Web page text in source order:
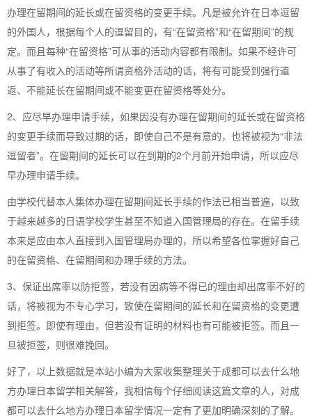
办理在留期间的延长或在留资格的变更手续。凡是被允许在日本逗留
的外国人，根据每个人的逗留目的，有“在留资格”和“在留期间”的规
定。而且每种“在留资格”可从事的活动内容都有限制。如果不经许可
从事了有收入的活动等所谓资格外活动的话，将有可能受到强行遣
返、不能延长在留期间或不能变更在留资格等处分。
2、应尽早办理申请手续，如果因没有办理在留期间的延长或在留资格
的变更手续而导致过期的话，即使自己不是有意的，也将被视为“非法
逗留者”。在留期间的延长可以在到期的2个月前开始申请，所以应尽
早办理申请手续。
由学校代替本人集体办理在留期间延长手续的作法已相当普遍，以致
于越来越多的日语学校学生甚至不知道入国管理局的存在。在留手续
本来是应由本人直接到入国管理局办理的，所以希望各位掌握好自己
的在留资格、在留期间和办理手续的方法。
3、保证出席率以防拒签，若没有因病等不得已的理由却出席率不好的
话，将被视为不专心学习，致使在留期间的延长和在留资格的变更遭
到拒签。即使有理由，但若没有证明的材料也有可能被拒签。而且一
旦被拒签，则很难挽回。
好了，以上数据就是本站小编为大家收集整理关于成都可以去什么地
方办理日本留学相关解答，我相信每个仔细阅读这篇文章的人，对成
都可以去什么地方办理日本留学情况一定有了更加明确深刻的了解。